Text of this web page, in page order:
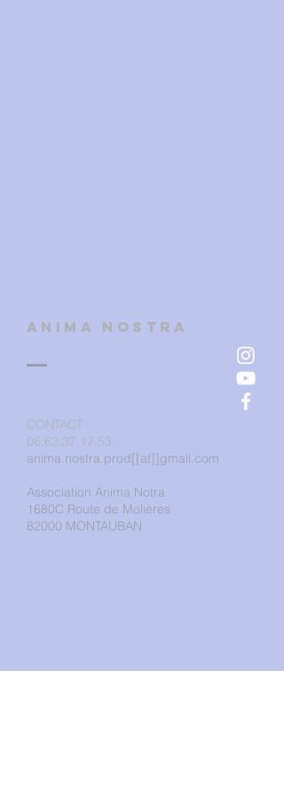
ANIMA NOSTRA
CONTACT :
06.62.37.17.53.
anima.nostra.prod[[at]]gmail.com
Association Anima Notra
1680C Route de Molières
82000 MONTAUBAN